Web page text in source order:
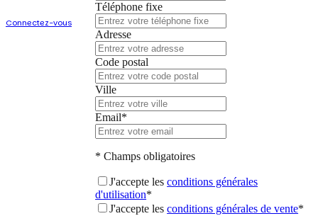
Connectez-vous
Téléphone fixe
Adresse
Code postal
Ville
Email*
* Champs obligatoires
J'accepte les conditions générales
d'utilisation*
J'accepte les conditions générales de vente*